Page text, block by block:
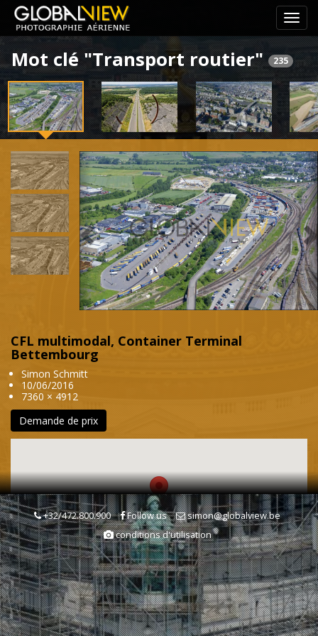
le
menu
de
Mot clé "Transport routier" 235
Previous
CFL multimodal, Container Terminal
Bettembourg
Simon Schmitt
10/06/2016
7360 × 4912
Demande de prix
Mots clés
Transport férroviaire
Transports & Communications
+32/472.800.900 Follow us
simon@globalview.be
conditions d'utilisation